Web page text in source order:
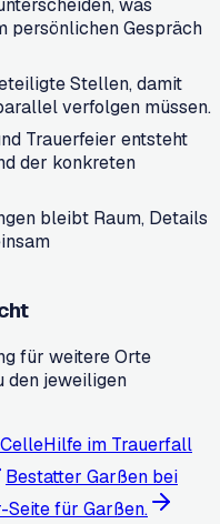
persönlichen Gespräch
Stellen, damit
verfolgen müssen.
Trauerfeier entsteht
der konkreten
bleibt Raum, Details
für weitere Orte
den jeweiligen
Hilfe im Trauerfall
Bestatter Garßen bei
für Garßen.